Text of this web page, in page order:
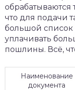
обрабатываются
что для подачи
большой список
уплачивать
пошлины. Всё,
Наименование
документа